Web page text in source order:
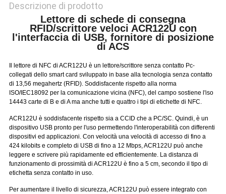
Descrizione di prodotto
Lettore di schede di consegna
RFID/scrittore veloci ACR122U con
l'interfaccia di USB, fornitore di posizione
di ACS
Il lettore di NFC di ACR122U è un lettore/scrittore senza contatto Pc-
collegati dello smart card sviluppato in base alla tecnologia senza contatto
di 13,56 megahertz (RFID). Soddisfacente rispetto alla norma
ISO/IEC18092 per la comunicazione vicina (NFC), del campo sostiene l'iso
14443 carte di B e di A ma anche tutti e quattro i tipi di etichette di NFC.
ACR122U è soddisfacente rispetto sia a CCID che a PC/SC. Quindi, è un
dispositivo USB pronto per l'uso permettendo l'interoperabilità con differenti
dispositivi ed applicazioni. Con velocità una velocità di accesso di fino a
424 kilobits e completo di USB di fino a 12 Mbps, ACR122U può anche
leggere e scrivere più rapidamente ed efficientemente. La distanza di
funzionamento di prossimità di ACR122U è fino a 5 cm, secondo il tipo di
etichetta senza contatto in uso.
Per aumentare il livello di sicurezza, ACR122U può essere integrato con